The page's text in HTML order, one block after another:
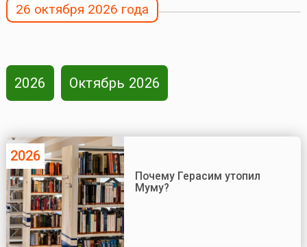
26 октября 2026 года
2026 Октябрь 2026
2026
Почему Герасим утопил
Муму?